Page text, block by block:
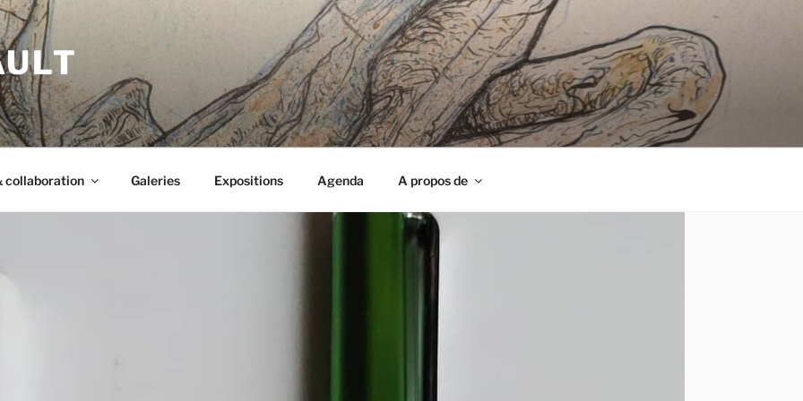
collaboration Galeries Expositions Agenda A propos de